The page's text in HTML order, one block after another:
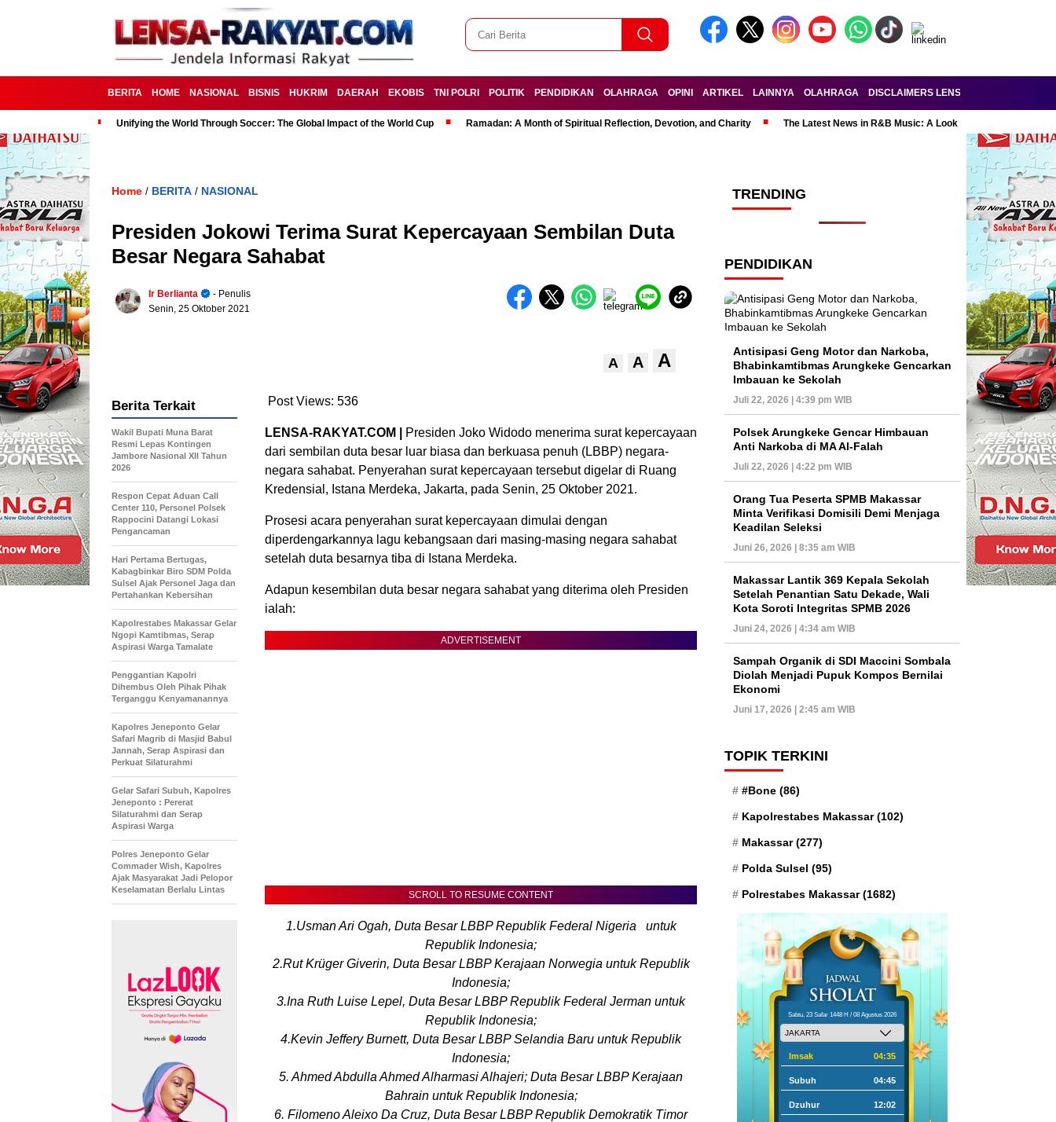
BERITA HOME NASIONAL BISNIS HUKRIM DAERAH EKOBIS TNI POLRI POLITIK PENDIDIKAN OLAHRAGA OPINI ARTIKEL LAINNYA OLAHRAGA DISCLAIMERS LENSA-RAKYAT.COM
Unifying the World Through Soccer: The Global Impact of the World Cup Ramadan: A Month of Spiritual Reflection, Devotion, and Charity The Latest News in R&B Music: A Look at Super Bowl
Home / BERITA / NASIONAL
Presiden Jokowi Terima Surat Kepercayaan Sembilan Duta
Besar Negara Sahabat
Ir Berlianta
- Penulis
Senin, 25 Oktober 2021
A A A
Post Views: 536
LENSA-RAKYAT.COM |
Presiden Joko Widodo menerima surat kepercayaan
dari sembilan duta besar luar biasa dan berkuasa penuh (LBBP) negara-
negara sahabat. Penyerahan surat kepercayaan tersebut digelar di Ruang
Kredensial, Istana Merdeka, Jakarta, pada Senin, 25 Oktober 2021.
Prosesi acara penyerahan surat kepercayaan dimulai dengan
diperdengarkannya lagu kebangsaan dari masing-masing negara sahabat
setelah duta besarnya tiba di Istana Merdeka.
Adapun kesembilan duta besar negara sahabat yang diterima oleh Presiden
ialah:
ADVERTISEMENT
SCROLL TO RESUME CONTENT
1.Usman Ari Ogah, Duta Besar LBBP Republik Federal Nigeria untuk
Republik Indonesia;
2.Rut Krüger Giverin, Duta Besar LBBP Kerajaan Norwegia untuk Republik
Indonesia;
3.Ina Ruth Luise Lepel, Duta Besar LBBP Republik Federal Jerman untuk
Republik Indonesia;
4.Kevin Jeffery Burnett, Duta Besar LBBP Selandia Baru untuk Republik
Indonesia;
5. Ahmed Abdulla Ahmed Alharmasi Alhajeri; Duta Besar LBBP Kerajaan
Bahrain untuk Republik Indonesia;
6. Filomeno Aleixo Da Cruz, Duta Besar LBBP Republik Demokratik Timor
Berita Terkait
Wakil Bupati Muna Barat
Resmi Lepas Kontingen
Jambore Nasional XII Tahun
2026
Respon Cepat Aduan Call
Center 110, Personel Polsek
Rappocini Datangi Lokasi
Pengancaman
Hari Pertama Bertugas,
Kabagbinkar Biro SDM Polda
Sulsel Ajak Personel Jaga dan
Pertahankan Kebersihan
Kapolrestabes Makassar Gelar
Ngopi Kamtibmas, Serap
Aspirasi Warga Tamalate
Penggantian Kapolri
Dihembus Oleh Pihak Pihak
Terganggu Kenyamanannya
Kapolres Jeneponto Gelar
Safari Magrib di Masjid Babul
Jannah, Serap Aspirasi dan
Perkuat Silaturahmi
Gelar Safari Subuh, Kapolres
Jeneponto : Pererat
Silaturahmi dan Serap
Aspirasi Warga
Polres Jeneponto Gelar
Commader Wish, Kapolres
Ajak Masyarakat Jadi Pelopor
Keselamatan Berlalu Lintas
TRENDING
PENDIDIKAN
Antisipasi Geng Motor dan Narkoba,
Bhabinkamtibmas Arungkeke Gencarkan
Imbauan ke Sekolah
Juli 22, 2026 | 4:39 pm WIB
Polsek Arungkeke Gencar Himbauan
Anti Narkoba di MA Al-Falah
Juli 22, 2026 | 4:22 pm WIB
Orang Tua Peserta SPMB Makassar
Minta Verifikasi Domisili Demi Menjaga
Keadilan Seleksi
Juni 26, 2026 | 8:35 am WIB
Makassar Lantik 369 Kepala Sekolah
Setelah Penantian Satu Dekade, Wali
Kota Soroti Integritas SPMB 2026
Juni 24, 2026 | 4:34 am WIB
Sampah Organik di SDI Maccini Sombala
Diolah Menjadi Pupuk Kompos Bernilai
Ekonomi
Juni 17, 2026 | 2:45 am WIB
TOPIK TERKINI
#Bone (86)
Kapolrestabes Makassar(102)
Makassar(277)
Polda Sulsel (95)
Polrestabes Makassar(1682)
Sabtu, 23 Safar 1448 H / 08 Agustus 2026
Imsak 04:35
Subuh 04:45
Dzuhur 12:02